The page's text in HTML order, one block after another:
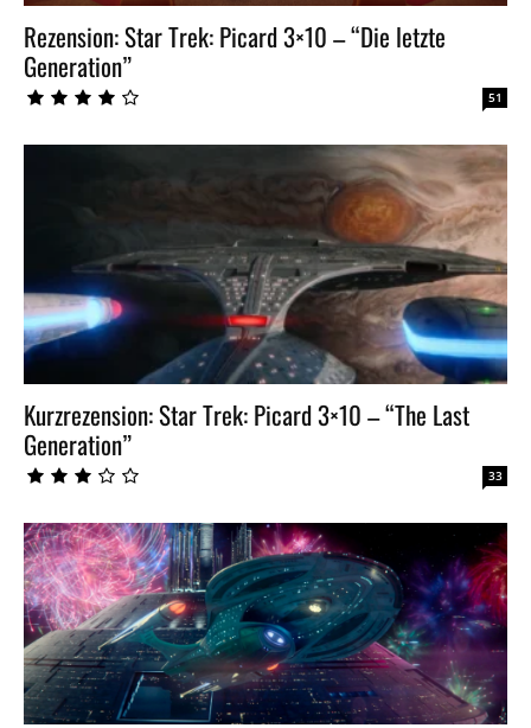
Rezension: Star Trek: Picard 3×10 – “Die letzte
Generation”
51
Kurzrezension: Star Trek: Picard 3×10 – “The Last
Generation”
33